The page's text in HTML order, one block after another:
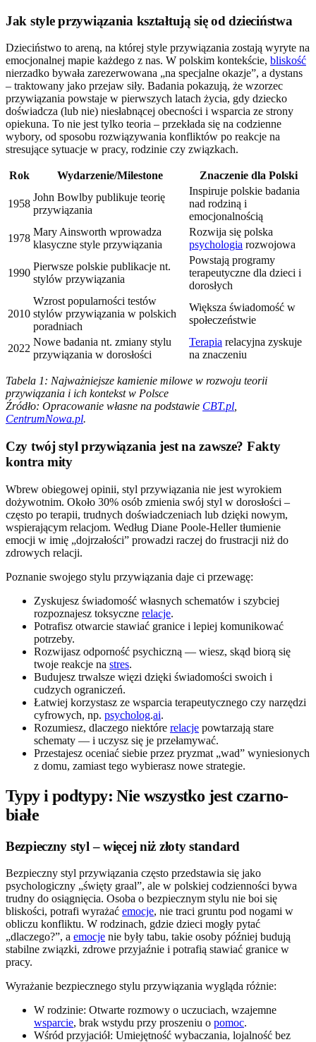
Jak style przywiązania kształtują się od dzieciństwa
Dzieciństwo to areną, na której style przywiązania zostają wyryte na
emocjonalnej mapie każdego z nas. W polskim kontekście, bliskość
nierzadko bywała zarezerwowana „na specjalne okazje”, a dystans
– traktowany jako przejaw siły. Badania pokazują, że wzorzec
przywiązania powstaje w pierwszych latach życia, gdy dziecko
doświadcza (lub nie) niesłabnącej obecności i wsparcia ze strony
opiekuna. To nie jest tylko teoria – przekłada się na codzienne
wybory, od sposobu rozwiązywania konfliktów po reakcje na
stresujące sytuacje w pracy, rodzinie czy związkach.
Rok Wydarzenie/Milestone Znaczenie dla Polski
1958
John Bowlby publikuje teorię
przywiązania
Inspiruje polskie badania
nad rodziną i
emocjonalnością
1978
Mary Ainsworth wprowadza
klasyczne style przywiązania
Rozwija się polska
psychologia rozwojowa
1990
Pierwsze polskie publikacje nt.
stylów przywiązania
Powstają programy
terapeutyczne dla dzieci i
dorosłych
2010
Wzrost popularności testów
stylów przywiązania w polskich
poradniach
Większa świadomość w
społeczeństwie
2022
Nowe badania nt. zmiany stylu
przywiązania w dorosłości
Terapia relacyjna zyskuje
na znaczeniu
Tabela 1: Najważniejsze kamienie milowe w rozwoju teorii
przywiązania i ich kontekst w Polsce
Źródło: Opracowanie własne na podstawie CBT.pl
CentrumNowa.pl.
Czy twój styl przywiązania jest na zawsze? Fakty
kontra mity
Wbrew obiegowej opinii, styl przywiązania nie jest wyrokiem
dożywotnim. Około 30% osób zmienia swój styl w dorosłości –
często po terapii, trudnych doświadczeniach lub dzięki nowym,
wspierającym relacjom. Według Diane Poole-Heller tłumienie
emocji w imię „dojrzałości” prowadzi raczej do frustracji niż do
zdrowych relacji.
Poznanie swojego stylu przywiązania daje ci przewagę:
Zyskujesz świadomość własnych schematów i szybciej
rozpoznajesz toksyczne relacje.
Potrafisz otwarcie stawiać granice i lepiej komunikować
potrzeby.
Rozwijasz odporność psychiczną — wiesz, skąd biorą się
twoje reakcje na stres.
Budujesz trwalsze więzi dzięki świadomości swoich i
cudzych ograniczeń.
Łatwiej korzystasz ze wsparcia terapeutycznego czy narzędzi
cyfrowych, np. psycholog.ai.
Rozumiesz, dlaczego niektóre relacje powtarzają stare
schematy — i uczysz się je przełamywać.
Przestajesz oceniać siebie przez pryzmat „wad” wyniesionych
z domu, zamiast tego wybierasz nowe strategie.
Typy i podtypy: Nie wszystko jest czarno-
białe
Bezpieczny styl – więcej niż złoty standard
Bezpieczny styl przywiązania często przedstawia się jako
psychologiczny „święty graal”, ale w polskiej codzienności bywa
trudny do osiągnięcia. Osoba o bezpiecznym stylu nie boi się
bliskości, potrafi wyrażać emocje, nie traci gruntu pod nogami w
obliczu konfliktu. W rodzinach, gdzie dzieci mogły pytać
„dlaczego?”, a emocje nie były tabu, takie osoby później budują
stabilne związki, zdrowe przyjaźnie i potrafią stawiać granice w
pracy.
Wyrażanie bezpiecznego stylu przywiązania wygląda różnie:
W rodzinie: Otwarte rozmowy o uczuciach, wzajemne
wsparcie, brak wstydu przy proszeniu o pomoc.
Wśród przyjaciół: Umiejętność wybaczania, lojalność bez